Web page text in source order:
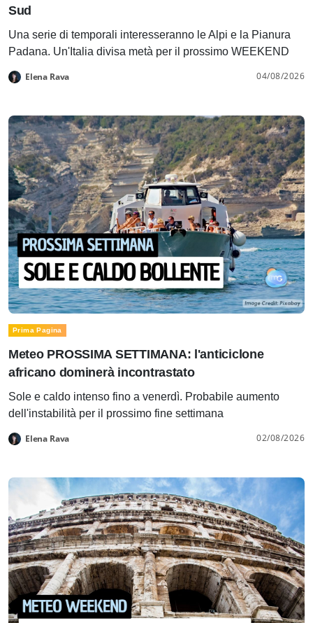
Sud
Una serie di temporali interesseranno le Alpi e la Pianura
Padana. Un'Italia divisa metà per il prossimo WEEKEND
Elena Rava 04/08/2026
Prima Pagina
Meteo PROSSIMA SETTIMANA: l'anticiclone
africano dominerà incontrastato
Sole e caldo intenso fino a venerdì. Probabile aumento
dell'instabilità per il prossimo fine settimana
Elena Rava 02/08/2026